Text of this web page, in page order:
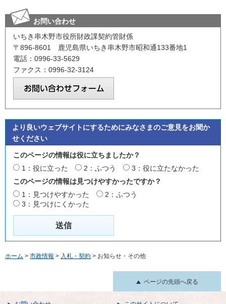
お問い合わせ
いちき串木野市役所財政課契約管財係
〒896-8601 鹿児島県いちき串木野市昭和通133番地1
電話：0996-33-5629
ファクス：0996-32-3124
より良いウェブサイトにするためにみなさまのご意見をお聞か
せください
このページの情報は役に立ちましたか？
1：役に立った
2：ふつう
3：役に立たなかった
このページの情報は見つけやすかったですか？
1：見つけやすかった
2：ふつう
3：見つけにくかった
ホーム > 市政情報 > 入札・契約 > お知らせ・その他
ページの先頭へ戻る